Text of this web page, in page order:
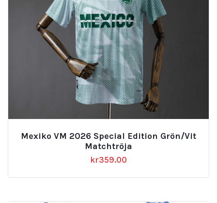
Mexiko VM 2026 Special Edition Grön/Vit
Matchtröja
kr359.00